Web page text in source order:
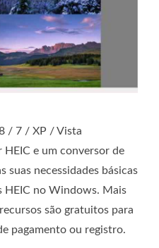
/ 7 / XP / Vista
e um conversor de
suas necessidades básicas
HEIC no Windows. Mais
são gratuitos para
pagamento ou registro.